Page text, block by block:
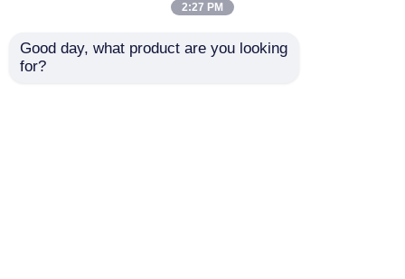
2:27 PM
Good day, what product are you looking
for?